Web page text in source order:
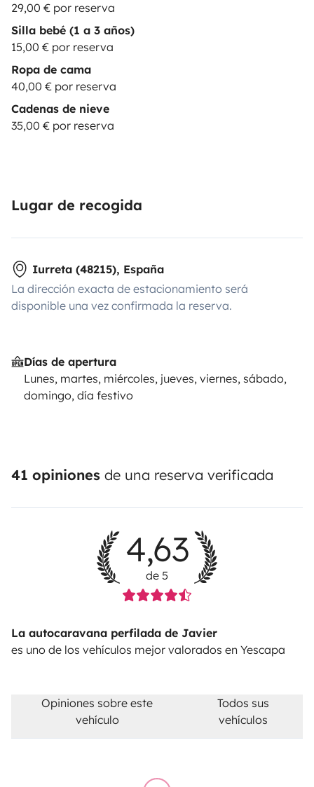
29,00 € por reserva
Silla bebé (1 a 3 años)
15,00 € por reserva
Ropa de cama
40,00 € por reserva
Cadenas de nieve
35,00 € por reserva
Lugar de recogida
Iurreta (48215), España
La dirección exacta de estacionamiento será
disponible una vez confirmada la reserva.
Días de apertura
Lunes, martes, miércoles, jueves, viernes, sábado,
domingo, día festivo
41 opiniones de una reserva verificada
4,63
de 5
La autocaravana perfilada de Javier
es uno de los vehículos mejor valorados en Yescapa
Opiniones sobre este
vehículo
Todos sus
vehículos